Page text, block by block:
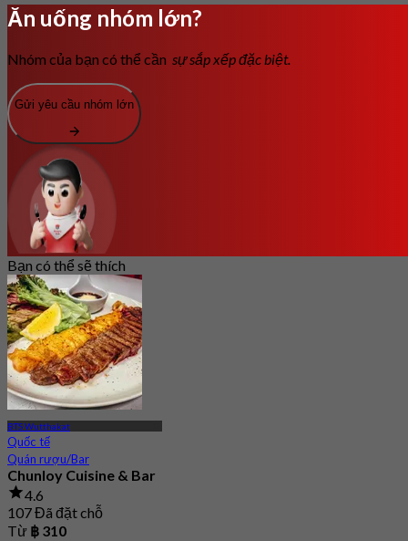
Ăn uống nhóm lớn?
Nhóm của bạn có thể cần sự sắp xếp đặc biệt.
Gửi yêu cầu nhóm lớn
Bạn có thể sẽ thích
BTS Wutthakat
Quốc tế
Quán rượu/Bar
Chunloy Cuisine & Bar
4.6
107 Đã đặt chỗ
Từ ฿ 310